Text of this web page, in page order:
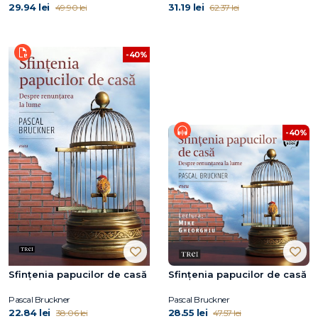
29.94 lei 49.90 lei 31.19 lei 62.37 lei
-40%
Sfințenia papucilor de casă
Pascal Bruckner
22.84 lei 38.06 lei
-40%
Sfințenia papucilor de casă
Pascal Bruckner
28.55 lei 47.57 lei